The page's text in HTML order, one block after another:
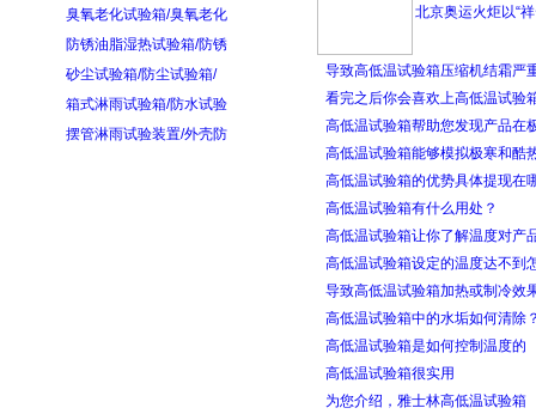
臭氧老化试验箱/臭氧老化
防锈油脂湿热试验箱/防锈
砂尘试验箱/防尘试验箱/
箱式淋雨试验箱/防水试验
摆管淋雨试验装置/外壳防
北京奥运火炬以“
导致高低温试验箱压缩机结霜严
看完之后你会喜欢上高低温试验
高低温试验箱帮助您发现产品在
高低温试验箱能够模拟极寒和酷
高低温试验箱的优势具体提现在
高低温试验箱有什么用处？
高低温试验箱让你了解温度对产
高低温试验箱设定的温度达不到
导致高低温试验箱加热或制冷效
高低温试验箱中的水垢如何清除
高低温试验箱是如何控制温度的
高低温试验箱很实用
为您介绍，雅士林高低温试验箱